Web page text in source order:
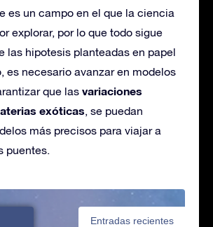
es un campo en el que la ciencia
explorar, por lo que todo sigue
las hipotesis planteadas en papel
es necesario avanzar en modelos
que las variaciones
exóticas, se puedan
más precisos para viajar a
puentes.
Entradas recientes